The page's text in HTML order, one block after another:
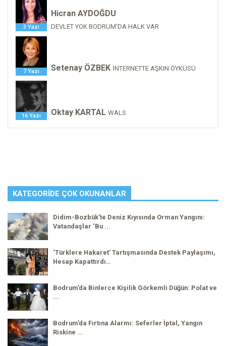
3 Yazı
Hicran AYDOĞDU
DEVLET YOK BODRUM'DA HALK VAR
7 Yazı Setenay ÖZBEK İNTERNETTE AŞKIN ÖYKÜSÜ
16 Yazı Oktay KARTAL WALS
KATEGORIDE ÇOK OKUNANLAR
Didim-Bozbük’te Deniz Kıyısında Orman Yangını:
Vatandaşlar ‘Bu ...
‘Türklere Hakaret’ Tartışmasında Destek Paylaşımı,
Hesap Kapattırdı…
Bodrum’da Binlerce Kişilik Görkemli Düğün: Polat ve
...
Bodrum’da Fırtına Alarmı: Seferler İptal, Yangın
Riskine ...